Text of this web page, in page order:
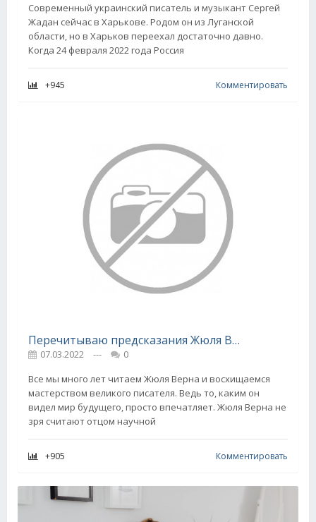
Современный украинский писатель и музыкант Сергей
Жадан сейчас в Харькове. Родом он из Луганской
области, но в Харьков переехал достаточно давно.
Когда 24 февраля 2022 года Россия
+945 Комментировать
Перечитываю предсказания Жюля Верна, грядут великие перемены, космическую эру уже не остановить
07.03.2022 ---
0
Все мы много лет читаем Жюля Верна и восхищаемся
мастерством великого писателя. Ведь то, каким он
видел мир будущего, просто впечатляет. Жюля Верна не
зря считают отцом научной
+905 Комментировать